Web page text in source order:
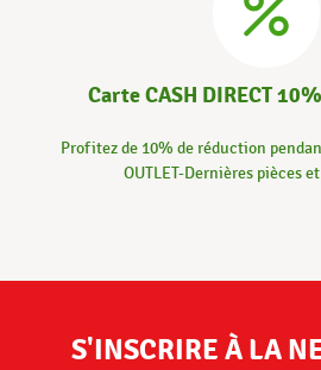
Carte CASH DIRECT
Profitez de 10% de réduction
OUTLET-Dernières pièces
S'INSCRIRE À LA